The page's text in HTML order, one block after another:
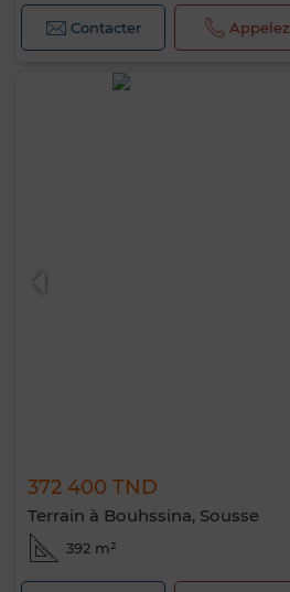
Contacter Appelez
372 400 TND
Terrain à Bouhssina, Sousse
392 m²